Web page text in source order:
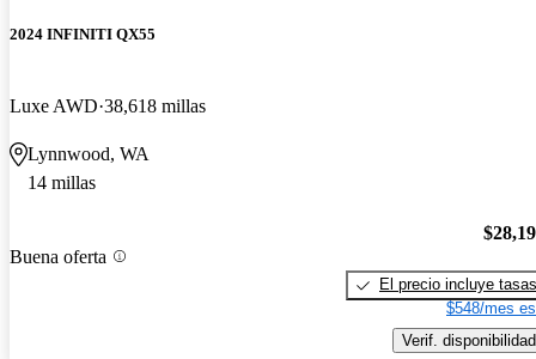
2024 INFINITI QX55
Luxe AWD 38,618 millas
Lynnwood, WA
14 millas
Buena oferta
El precio incluye tasas
$548/mes
Verif. disponibilidad